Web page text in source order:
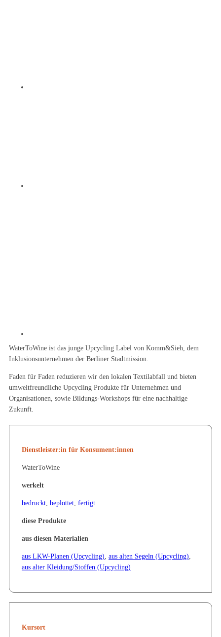
WaterToWine ist das junge Upcycling Label von Komm&Sieh, dem
Inklusionsunternehmen der Berliner Stadtmission.
Faden für Faden reduzieren wir den lokalen Textilabfall und bieten
umweltfreundliche Upcycling Produkte für Unternehmen und
Organisationen, sowie Bildungs-Workshops für eine nachhaltige
Zukunft.
Dienstleister:in für Konsument:innen
WaterToWine
werkelt
bedruckt, beplottet, fertigt
diese Produkte
aus diesen Materialien
aus LKW-Planen (Upcycling), aus alten Segeln (Upcycling),
aus alter Kleidung/Stoffen (Upcycling)
Kursort